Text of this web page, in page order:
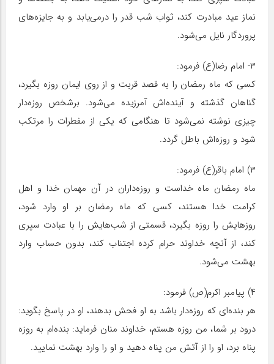
نماز عید مبادرت کند، ثواب شب قدر را درمی‌یابد و به جایزه‌های
پروردگار نایل می‌شود.
۳- امام رضا(ع) فرمود:
کسی که ماه رمضان را به قصد قربت و از روی ایمان روزه بگیرد،
گناهان گذشته و آینده‌اش آمرزیده می‌شود. برشخص روزه‌دار
چیزی نوشته نمی‌شود تا هنگامی که یکی از مفطرات را مرتکب
شود و روزه‌اش باطل گردد.
۳) امام باقر(ع) فرمود:
ماه رمضان ماه خداست و روزه‌داران در آن مهمان خدا و اهل
کرامت خدا هستند، کسی که ماه رمضان بر او وارد شود،
روزهایش را روزه بگیرد، قسمتی از شب‌هایش را با عبادت سپری
کند، از آنچه خداوند حرام کرده اجتناب کند، بدون حساب وارد
بهشت می‌شود.
۴) پیامبر اکرم(ص) فرمود:
هر بنده‌ای که روزه‌دار باشد به او فحش بدهند، او در پاسخ بگوید:
درود بر شما، من روزه هستم، خداوند منان فرماید: بنده‌ام به روزه
پناه برد، او را از آتش من پناه دهید و او را وارد بهشت نمایید.